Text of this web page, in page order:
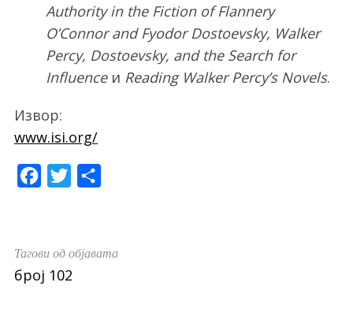
Authority in the Fiction of Flannery
O’Connor and Fyodor Dostoevsky, Walker
Percy, Dostoevsky, and the Search for
Influenceи Reading Walker Percy’s Novels.
Извор:
www.isi.org/
e
b
t
t
r
Тагови од објавата
број 102